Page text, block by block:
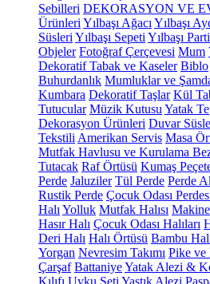
Sebilleri DEKORASYON VE
Ürünleri Yılbaşı Ağacı Yılbaşı
Süsleri Yılbaşı Sepeti Yılbaşı
Objeler Fotoğraf Çerçevesi Mum
Dekoratif Tabak ve Kaseler Biblo
Buhurdanlık Mumluklar ve
Kumbara Dekoratif Taşlar Kül
Tutucular Müzik Kutusu Yatak
Dekorasyon Ürünleri Duvar
Tekstili Amerikan Servis Masa
Mutfak Havlusu ve Kurulama
Tutacak Raf Örtüsü Kumaş
Perde Jaluziler Tül Perde Perde
Rustik Perde Çocuk Odası
Halı Yolluk Mutfak Halısı Makine
Hasır Halı Çocuk Odası Halıları
Deri Halı Halı Örtüsü Bambu
Yorgan Nevresim Takımı Pike ve
Çarşaf BattaniyeYatak Alezi &
Kılıfı Uyku Seti Yastık Alezi